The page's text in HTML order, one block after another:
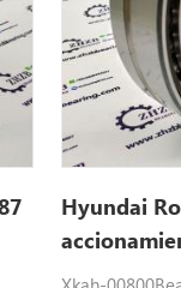
Hyundai